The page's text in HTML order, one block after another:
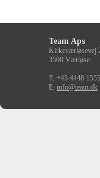
Team Aps
Kirkeværløsevej
3500 Værløse
T: +45 4448 1555
E: info@team.dk